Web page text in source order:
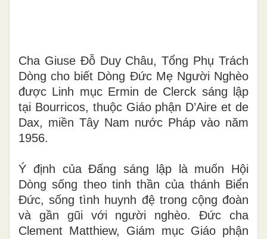
Cha Giuse Đỗ Duy Châu, Tổng Phụ Trách
Dòng cho biết Dòng Đức Mẹ Người Nghèo
được Linh mục Ermin de Clerck sáng lập
tại Bourricos, thuộc Giáo phận D’Aire et de
Dax, miền Tây Nam nước Pháp vào năm
1956.
Ý định của Đấng sáng lập là muốn Hội
Dòng sống theo tinh thần của thánh Biển
Đức, sống tình huynh đệ trong cộng đoàn
và gần gũi với người nghèo. Đức cha
Clement Matthiew, Giám mục Giáo phận